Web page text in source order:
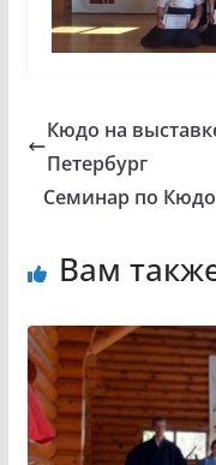
Кюдо на
Петербург
Семинар по Кюдо
Вам